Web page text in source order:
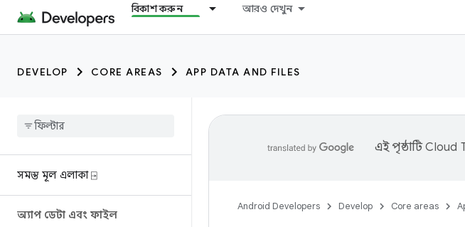
বিকাশ করুন আরও দেখুন
DEVELOP CORE AREAS APP DATA AND FILES
সমস্ত মূল এলাকা ⍈
অ্যাপ ডেটা এবং ফাইল
এই পৃষ্ঠাটিCloud
Android Developers Develop Core areas